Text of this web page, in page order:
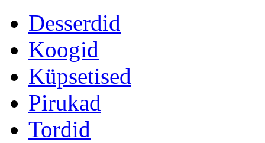
Desserdid
Koogid
Küpsetised
Pirukad
Tordid